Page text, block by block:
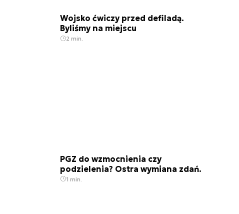
Wojsko ćwiczy przed defiladą.
Byliśmy na miejscu
2 min.
PGZ do wzmocnienia czy
podzielenia? Ostra wymiana zdań.
1 min.